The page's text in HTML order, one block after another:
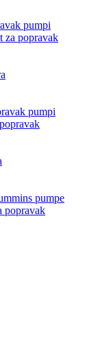
pumpi
za popravak
pumpi
pumpe
popravak